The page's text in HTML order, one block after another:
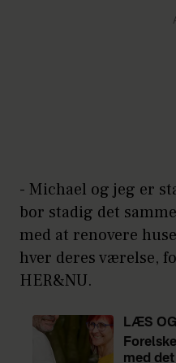
- Michael og jeg er
bor stadig det
med at renovere
hver deres værelse,
HER&NU.
LÆS
med